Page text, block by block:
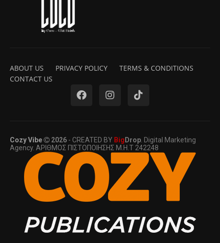
ABOUT US PRIVACY POLICY
TERMS & CONDITIONS
CONTACT US
Cozy Vibe 2026 - CREATED BY Big Drop . Digital Marketing
Agency. ΑΡΙΘΜΟΣ ΠΙΣΤΟΠΟΙΗΣΗΣ Μ.Η.Τ 242248